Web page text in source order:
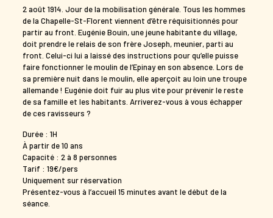
2 août 1914. Jour de la mobilisation générale. Tous les hommes
de la Chapelle-St-Florent viennent d’être réquisitionnés pour
partir au front. Eugénie Bouin, une jeune habitante du village,
doit prendre le relais de son frère Joseph, meunier, parti au
front. Celui-ci lui a laissé des instructions pour qu’elle puisse
faire fonctionner le moulin de l’Epinay en son absence. Lors de
sa première nuit dans le moulin, elle aperçoit au loin une troupe
allemande ! Eugénie doit fuir au plus vite pour prévenir le reste
de sa famille et les habitants. Arriverez-vous à vous échapper
de ces ravisseurs ?
Durée : 1H
À partir de 10 ans
Capacité : 2 à 8 personnes
Tarif : 19€/pers
Uniquement sur réservation
Présentez-vous à l’accueil 15 minutes avant le début de la
séance.